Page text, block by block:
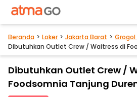
Beranda Loker Jakarta Barat
Dibutuhkan Outlet Crew / Waitress di
Dibutuhkan Outlet Crew /
Foodsomnia Tanjung